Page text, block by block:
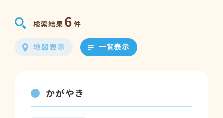
検索結果 6 件
地図表示 一覧表示
かがやき